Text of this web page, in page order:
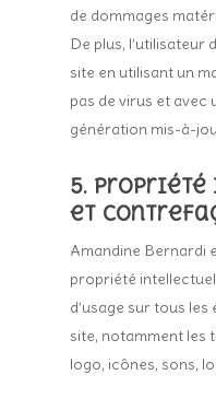
de dommages
De plus, l’utilisateur
site en utilisant un
pas de virus et avec
génération mis-à-
5.
et
Amandine Bernardi
propriété
d’usage sur tous
site, notamment les
logo, icônes, sons,